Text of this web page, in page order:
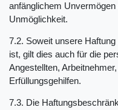
anfänglichem
Unmöglichkeit.
7.2. Soweit unsere
ist, gilt dies auch für die
Angestellten,
Erfüllungsgehilfen.
7.3. Die